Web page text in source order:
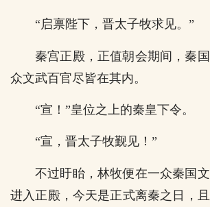
“启禀陛下，晋太子牧求见。”
秦宫正殿，正值朝会期间，秦
众文武百官尽皆在其内。
“宣！”皇位之上的秦皇下令。
“宣，晋太子牧觐见！”
不过盱眙，林牧便在一众秦国
进入正殿，今天是正式离秦之日，